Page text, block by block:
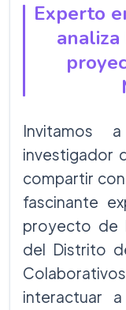
Experto
Invitamos
investigador
compartir
fascinante
proyecto de
del Distrito
interactuar